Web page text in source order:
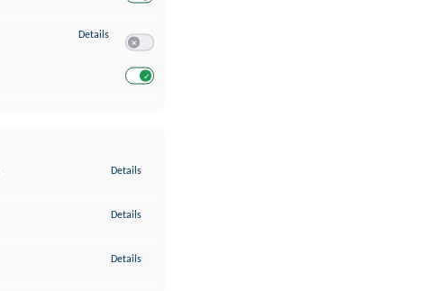
Details zu Entwicklung und Verbesserung der Angebote
Details
Details
Details